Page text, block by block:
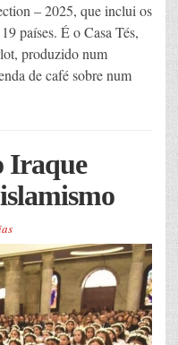
– 2025, que inclui os
países. É o Casa Tés,
produzido num
de café sobre num
Iraque